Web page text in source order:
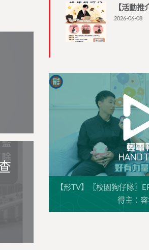
【活動推
2026-06-08
【形TV】〖校園狗仔隊〗
得主：容